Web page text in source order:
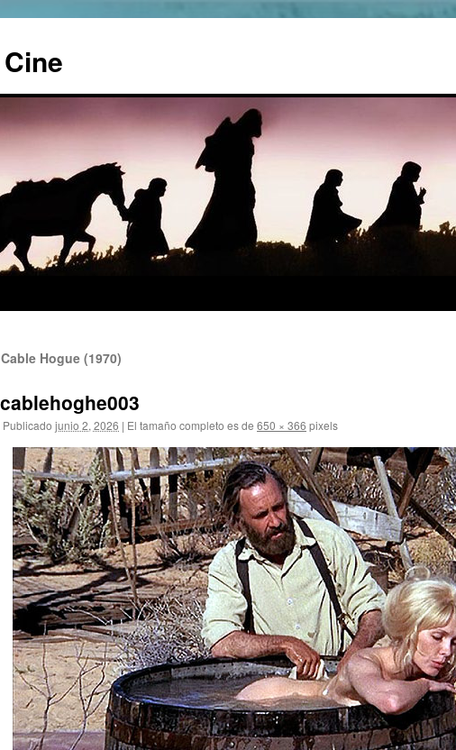
Hogue (1970)
Publicado junio 2, 2026 | El tamaño completo es de 650 × 366 pixels